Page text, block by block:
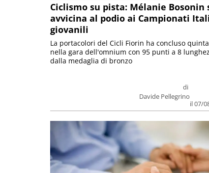
Ciclismo su pista: Mélanie Bosonin
avvicina al podio ai Campionati
giovanili
di
Davide Pellegrino
il 07/
La portacolori del Cicli Fiorin ha concluso quinta
nella gara dell'omnium con 95 punti a 8
dalla medaglia di bronzo